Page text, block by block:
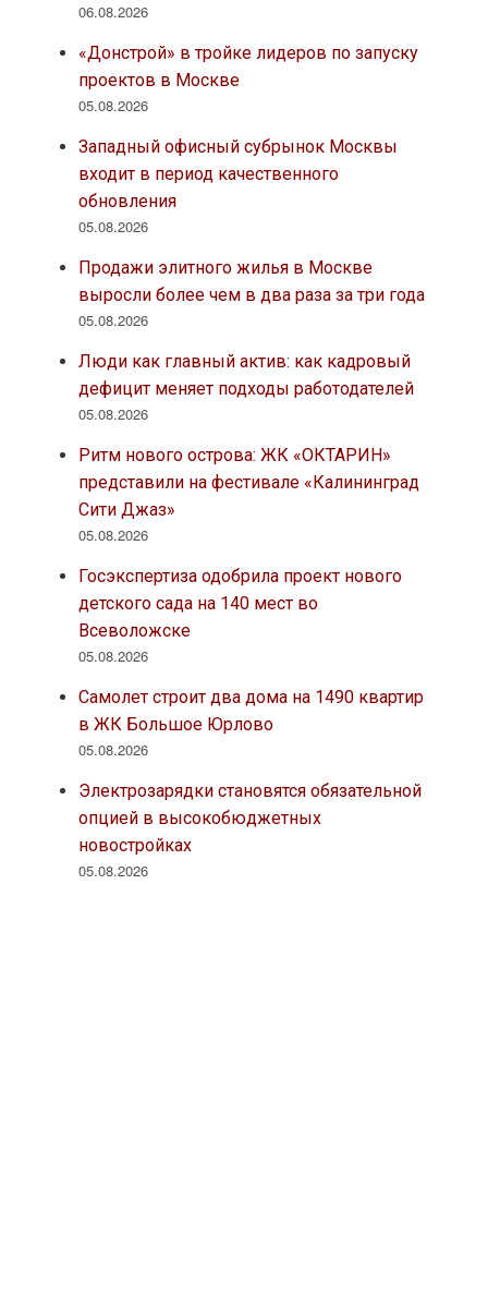
06.08.2026
«Донстрой» в тройке лидеров по запуску
проектов в Москве
05.08.2026
Западный офисный субрынок Москвы
входит в период качественного
обновления
05.08.2026
Продажи элитного жилья в Москве
выросли более чем в два раза за три года
05.08.2026
Люди как главный актив: как кадровый
дефицит меняет подходы работодателей
05.08.2026
Ритм нового острова: ЖК «ОКТАРИН»
представили на фестивале «Калининград
Сити Джаз»
05.08.2026
Госэкспертиза одобрила проект нового
детского сада на 140 мест во
Всеволожске
05.08.2026
Самолет строит два дома на 1490 квартир
в ЖК Большое Юрлово
05.08.2026
Электрозарядки становятся обязательной
опцией в высокобюджетных
новостройках
05.08.2026